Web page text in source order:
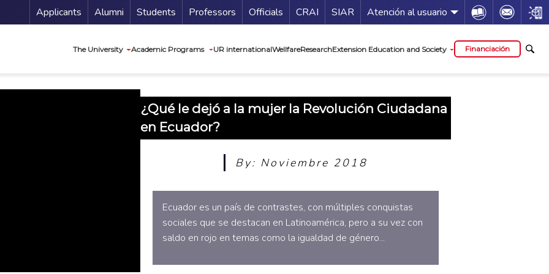
Menu Secundario
Applicants Alumni Students Professors Officials Guía de servicios
CRAI SIAR Atención al usuario Icon Icon Icon
The University Academic Programs UR internationalWellfareResearchExtension Education and Society Financiación
¿Qué le dejó a la mujer la Revolución Ciudadana
en Ecuador?
By: Noviembre 2018
Ecuador es un país de contrastes, con múltiples conquistas
sociales que se destacan en Latinoamérica, pero a su vez con
saldo en rojo en temas como la igualdad de género...